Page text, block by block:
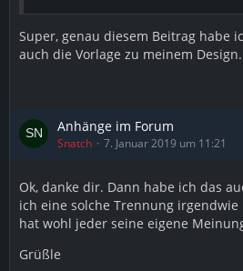
Super, genau diesem Beitrag habe
auch die Vorlage zu meinem Design.
Anhänge im Forum
Snatch 7. Januar 2019 um 11:21
Ok, danke dir. Dann habe ich das
ich eine solche Trennung
hat wohl jeder seine eigene
Grüßle